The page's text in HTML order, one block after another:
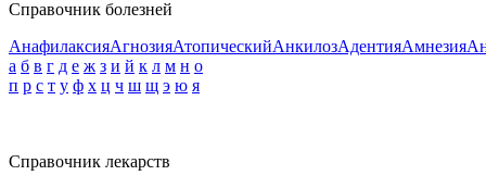
Справочник болезней
АнафилаксияАгнозияАтопическийАнкилозАдентияАмнезия
а б в г д е ж з и й к л м н о
п р с т у ф х ц ч ш щ э ю я
Справочник лекарств